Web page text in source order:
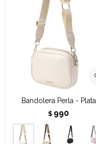
Bandolera Perla - Plata
$ 990